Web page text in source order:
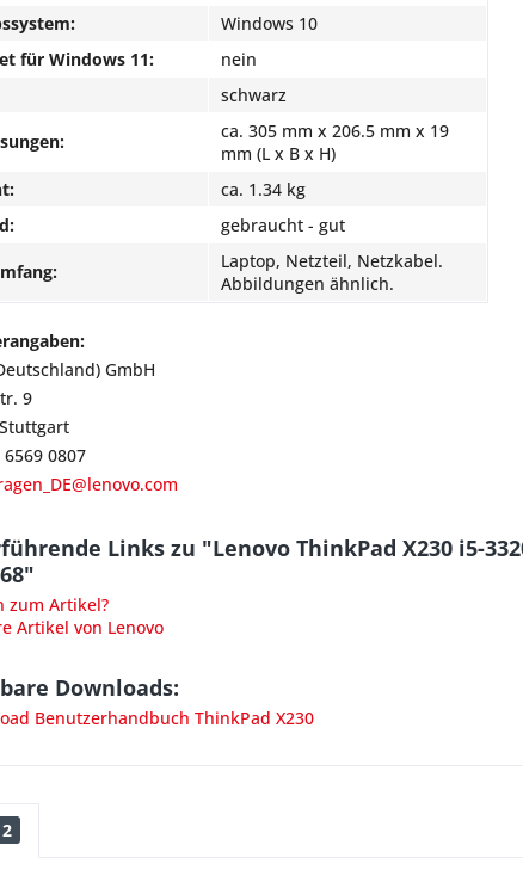
Windows 10
für Windows 11:
nein
schwarz
ca. 305 mm x 206.5 mm x 19
mm (L x B x H)
ca. 1.34 kg
gebraucht - gut
Laptop, Netzteil, Netzkabel.
Abbildungen ähnlich.
GmbH
9
0807
Links zu "Lenovo ThinkPad X230 i5-
zum Artikel?
Artikel von Lenovo
Downloads:
Benutzerhandbuch ThinkPad X230
2